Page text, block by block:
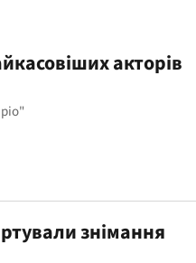
акторів
знімання